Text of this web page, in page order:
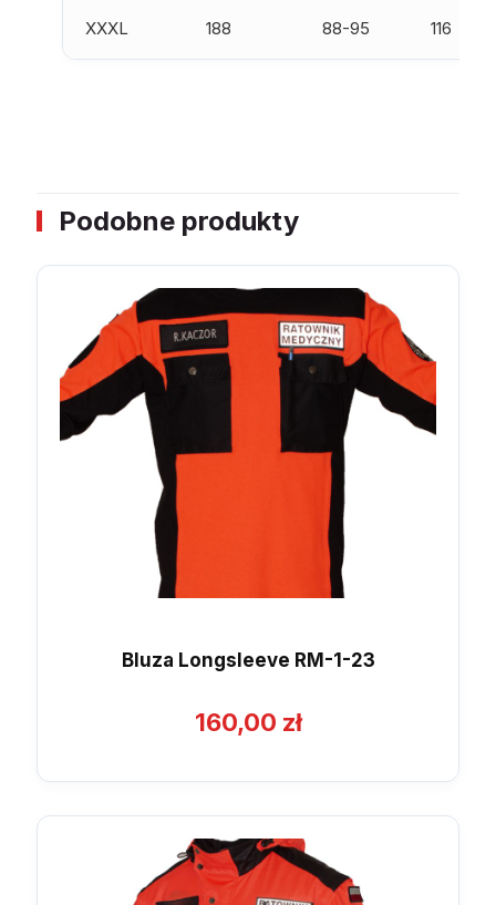
XXXL 188 88-95 116
Podobne produkty
Bluza Longsleeve RM-1-23
160,00 zł